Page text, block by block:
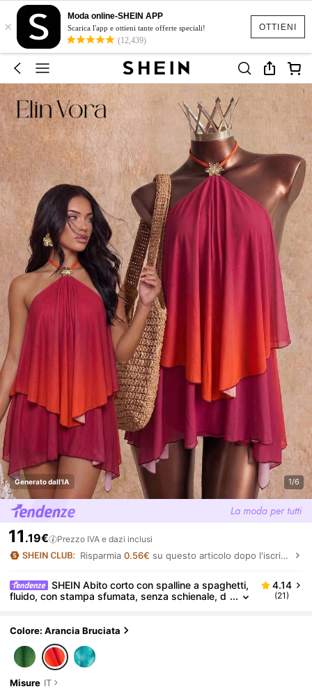
OTTIENI
×
Moda online-SHEIN APP
Scarica l'app e ottieni tante offerte speciali!
(12,439)
Generato dall'IA 1/6
11 .19€ Prezzo IVA e dazi inclusi
Risparmia0.56€ su questo articolo dopo l'iscrizione.
SHEIN Abito corto con spalline a spaghetti,
fluido, con stampa sfumata, senza schienale, d
4.14
(21)
Colore: Arancia Bruciata
Misure IT